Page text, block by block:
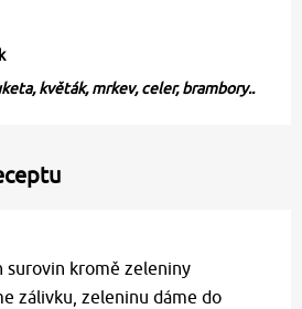
květák, mrkev, celer, brambory..
surovin kromě zeleniny
zálivku, zeleninu dáme do